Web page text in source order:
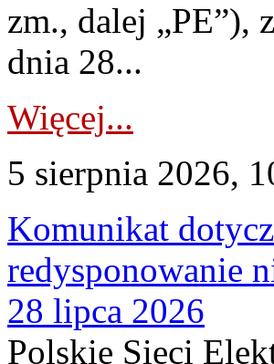
zm., dalej „PE”),
dnia 28...
Więcej...
5 sierpnia 2026,
Komunikat
redysponowanie
28 lipca 2026
Polskie Sieci